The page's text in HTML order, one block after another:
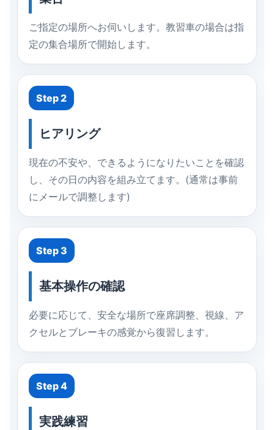
ご指定の場所へお伺いします。教習車の場合は指
定の集合場所で開始します。
Step 2
ヒアリング
現在の不安や、できるようになりたいことを確認
し、その日の内容を組み立てます。(通常は事前
にメールで調整します)
Step 3
基本操作の確認
必要に応じて、安全な場所で座席調整、視線、ア
クセルとブレーキの感覚から復習します。
Step 4
実践練習